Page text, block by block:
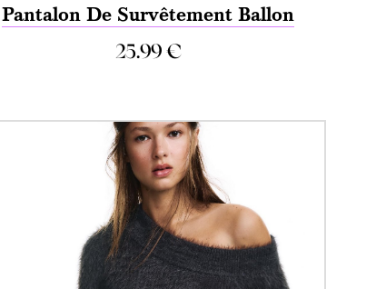
Pantalon De Survêtement Ballon
25.99 €
ACHETER